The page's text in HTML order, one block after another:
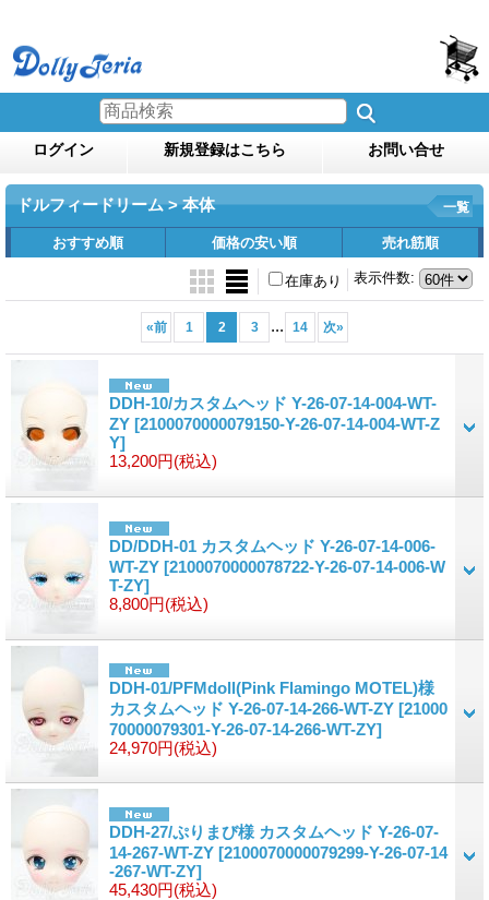
ログイン 新規登録はこちら お問い合せ
ドルフィードリーム > 本体 一覧
おすすめ順 価格の安い順 売れ筋順
表示件数:
在庫あり
«前 1 2 3 ... 14 次»
DDH-10/カスタムヘッド Y-26-07-14-004-WT-
ZY [2100070000079150-Y-26-07-14-004-WT-Z
Y]
13,200円(税込)
DD/DDH-01 カスタムヘッド Y-26-07-14-006-
WT-ZY [2100070000078722-Y-26-07-14-006-W
T-ZY]
8,800円(税込)
DDH-01/PFMdoll(Pink Flamingo MOTEL)様
カスタムヘッド Y-26-07-14-266-WT-ZY [21000
70000079301-Y-26-07-14-266-WT-ZY]
24,970円(税込)
DDH-27/ぷりまび様 カスタムヘッド Y-26-07-
14-267-WT-ZY [2100070000079299-Y-26-07-14
-267-WT-ZY]
45,430円(税込)